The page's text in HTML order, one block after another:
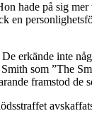
hade på sig
erkände inte
som ”The
framstod de